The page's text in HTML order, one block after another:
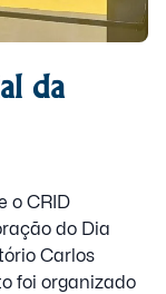
da
o CRID
do Dia
Carlos
foi organizado